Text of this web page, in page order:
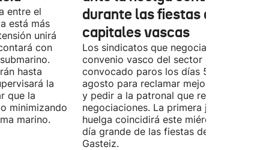
entre el
está más
unirá
con
hasta
la
que la
minimizando
marino.
durante las fiestas de las
capitales vascas
Los sindicatos que negocian el
convenio vasco del sector han
convocado paros los días 5, 14 y 26
agosto para reclamar mejoras
y pedir a la patronal que retome las
negociaciones. La primera jornada de
huelga coincidirá este miércoles con
día grande de las fiestas de Vitoria-
Gasteiz.